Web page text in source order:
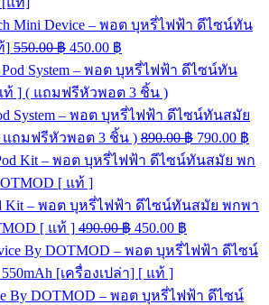
Mini Device – พอต บุหรี่ไฟฟ้า ดีไซน์ทัน
] 550.00฿ 450.00 ฿
System – พอต บุหรี่ไฟฟ้า ดีไซน์ทันสมัย
ถมฟรีหัวพอต 3 ชิ้น ) 890.00฿ 790.00 ฿
Kit – พอต บุหรี่ไฟฟ้า ดีไซน์ทันสมัย พกพา
[ แท้ ] 490.00฿ 450.00 ฿
By DOTMOD – พอต บุหรี่ไฟฟ้า ดีไซน์